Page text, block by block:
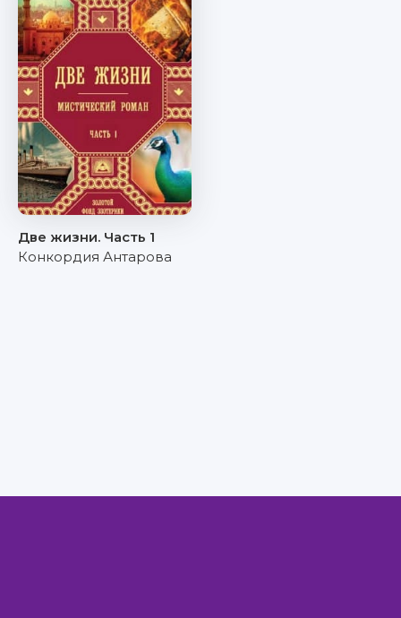
Две жизни. Часть 1
Конкордия Антарова